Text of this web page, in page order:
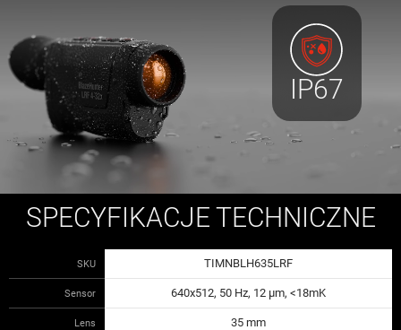
IP67
SPECYFIKACJE TECHNICZNE
SKU TIMNBLH635LRF
Sensor 640x512, 50 Hz, 12 μm, <18mK
Lens 35 mm